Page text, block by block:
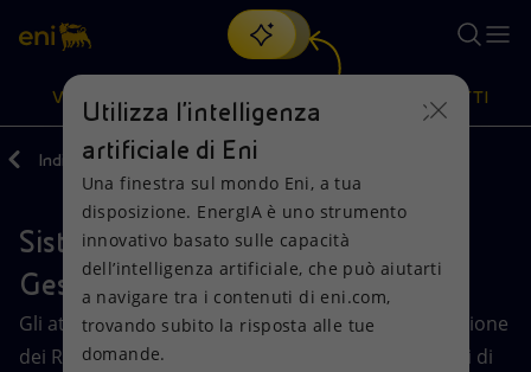
Cerca
scopri EnergIA, la nostra nuova soluzione di intelligenza
artificiale.
VISIONE
Visione
Mission e valori
Persone e Partnership
Azioni
Diversificazione energetica
Tecnologie per la transizione
PRODOTTI
Prodotti
Casa
Imprese
Indietro Governance Controlli e rischi
Sistema di Controllo Interno e
Gestione dei Rischi
Gli attori del Sistema di Controllo Interno e di Gestione
dei Rischi agiscono secondo un modello a tre livelli di
Utilizza l'intelligenza
artificiale di Eni
Una finestra sul mondo Eni, a tua
disposizione. EnergIA è uno strumento
innovativo basato sulle capacità
dell’intelligenza artificiale, che può aiutarti
a navigare tra i contenuti di eni.com,
trovando subito la risposta alle tue
domande.